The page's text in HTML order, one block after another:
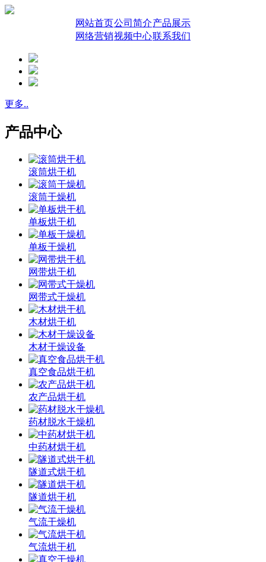
网站首页公司简介产品展示
网络营销视频中心联系我们
更多..
产品中心
滚筒烘干机
滚筒干燥机
单板烘干机
单板干燥机
网带烘干机
网带式干燥机
木材烘干机
木材干燥设备
真空食品烘干机
农产品烘干机
药材脱水干燥机
中药材烘干机
隧道式烘干机
隧道烘干机
气流干燥机
气流烘干机